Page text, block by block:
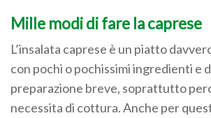
Mille modi di fare la caprese
L’insalata caprese è un piatto
con pochi o pochissimi ingredienti e
preparazione breve, soprattutto
necessita di cottura. Anche per